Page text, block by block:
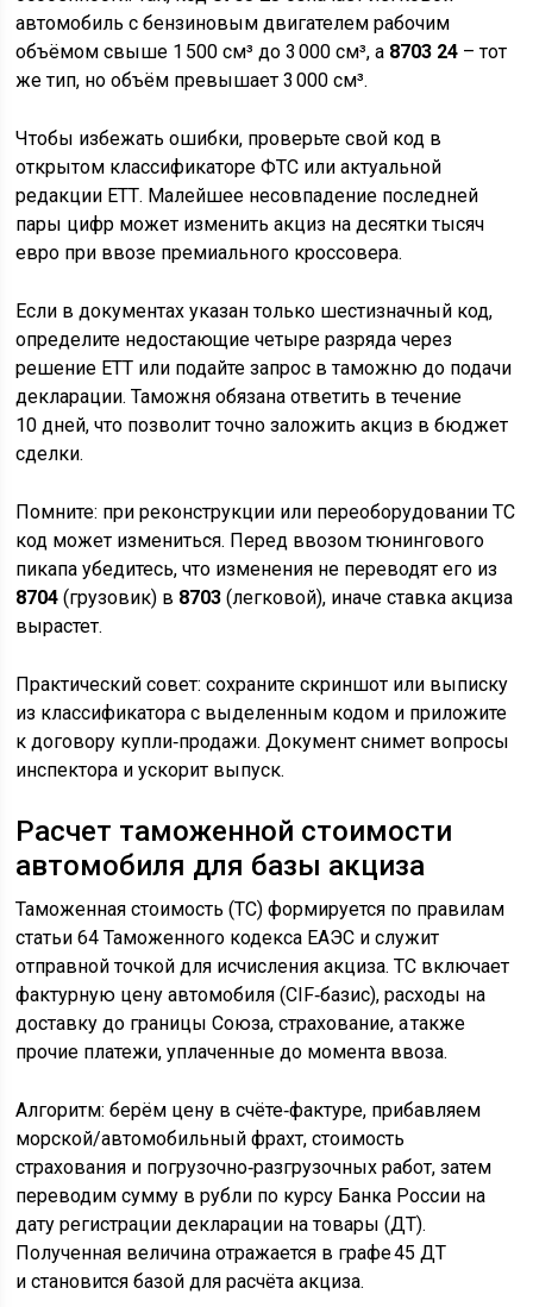
автомобиль с бензиновым двигателем рабочим
объёмом свыше 1 500 см³ до 3 000 см³, а 8703 24 – тот
же тип, но объём превышает 3 000 см³.
Чтобы избежать ошибки, проверьте свой код в
открытом классификаторе ФТС или актуальной
редакции ЕТТ. Малейшее несовпадение последней
пары цифр может изменить акциз на десятки тысяч
евро при ввозе премиального кроссовера.
Если в документах указан только шестизначный код,
определите недостающие четыре разряда через
решение ЕТТ или подайте запрос в таможню до подачи
декларации. Таможня обязана ответить в течение
10 дней, что позволит точно заложить акциз в бюджет
сделки.
Помните: при реконструкции или переоборудовании ТС
код может измениться. Перед ввозом тюнингового
пикапа убедитесь, что изменения не переводят его из
8704 (грузовик) в 8703 (легковой), иначе ставка акциза
вырастет.
Практический совет: сохраните скриншот или выписку
из классификатора с выделенным кодом и приложите
к договору купли‑продажи. Документ снимет вопросы
инспектора и ускорит выпуск.
Расчет таможенной стоимости
автомобиля для базы акциза
Таможенная стоимость (ТС) формируется по правилам
статьи 64 Таможенного кодекса ЕАЭС и служит
отправной точкой для исчисления акциза. ТС включает
фактурную цену автомобиля (CIF‑базис), расходы на
доставку до границы Союза, страхование, а также
прочие платежи, уплаченные до момента ввоза.
Алгоритм: берём цену в счёте‑фактуре, прибавляем
морской/автомобильный фрахт, стоимость
страхования и погрузочно‑разгрузочных работ, затем
переводим сумму в рубли по курсу Банка России на
дату регистрации декларации на товары (ДТ).
Полученная величина отражается в графе 45 ДТ
и становится базой для расчёта акциза.